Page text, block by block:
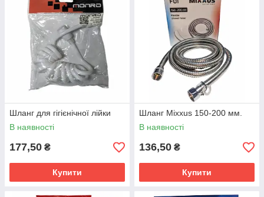
Шланг для гігієнічної лійки
В наявності
177,50 ₴
Купити
Шланг Mixxus 150-200 мм.
В наявності
136,50 ₴
Купити